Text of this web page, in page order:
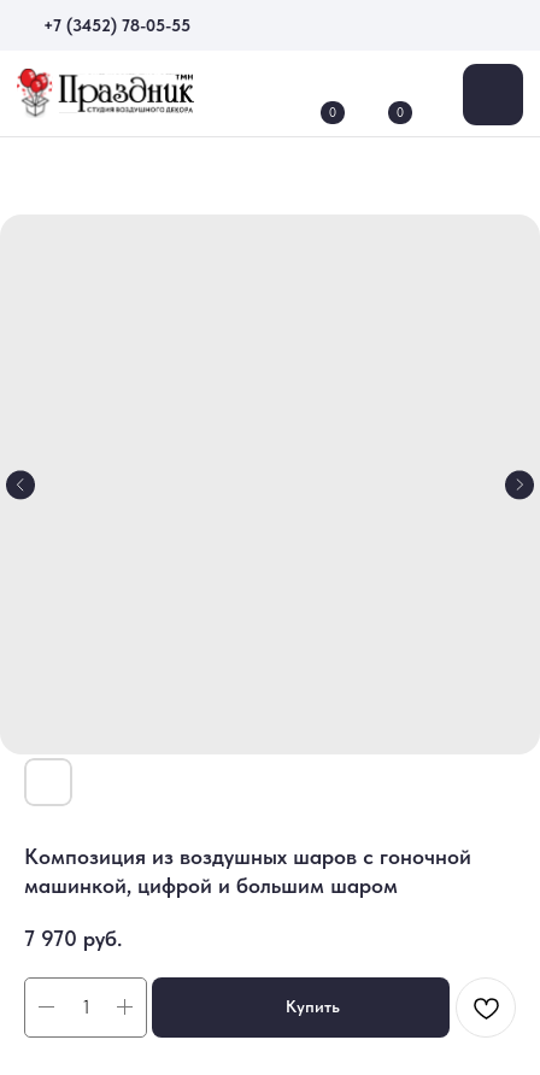
+7 (3452) 78-05-55
Композиция из воздушных шаров с гоночной
машинкой, цифрой и большим шаром
7 970 руб.
Купить